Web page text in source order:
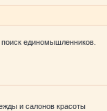
единомышленников.
и салонов красоты